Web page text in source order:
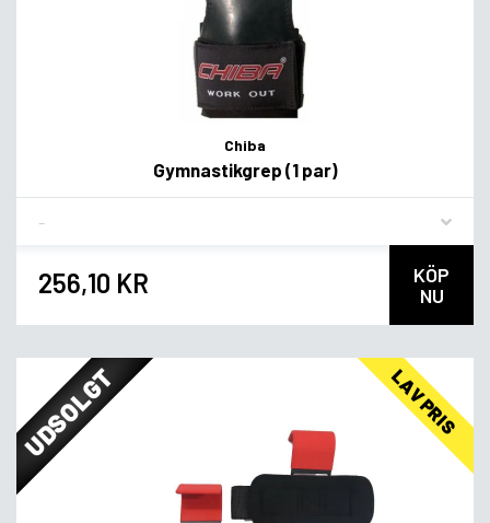
Chiba
Gymnastikgrep (1 par)
256,10 KR
KÖP
NU
UDSOLGT LAV PRIS